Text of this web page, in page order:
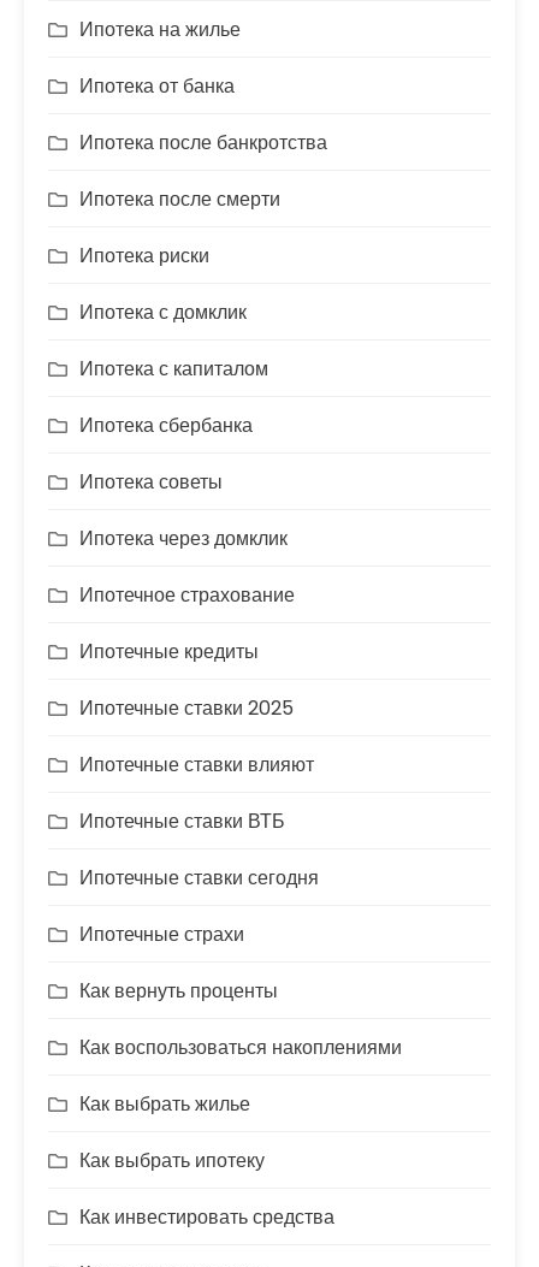
Ипотека на жилье
Ипотека от банка
Ипотека после банкротства
Ипотека после смерти
Ипотека риски
Ипотека с домклик
Ипотека с капиталом
Ипотека сбербанка
Ипотека советы
Ипотека через домклик
Ипотечное страхование
Ипотечные кредиты
Ипотечные ставки 2025
Ипотечные ставки влияют
Ипотечные ставки ВТБ
Ипотечные ставки сегодня
Ипотечные страхи
Как вернуть проценты
Как воспользоваться накоплениями
Как выбрать жилье
Как выбрать ипотеку
Как инвестировать средства